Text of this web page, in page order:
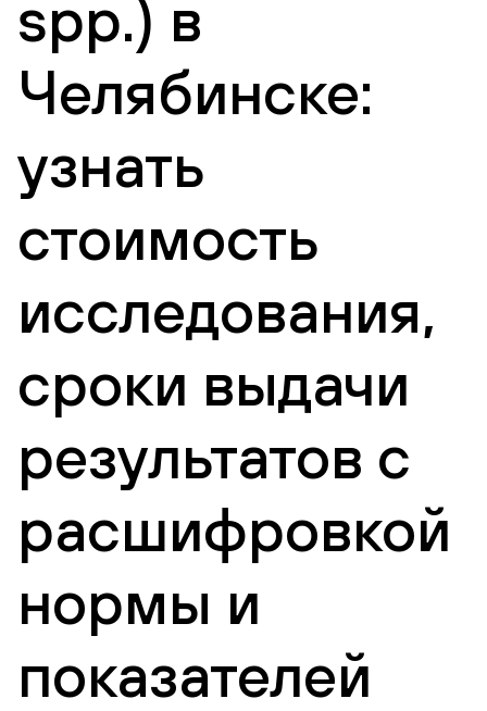
spp.) в
Челябинске:
узнать
стоимость
исследования,
сроки выдачи
результатов с
расшифровкой
нормы и
показателей